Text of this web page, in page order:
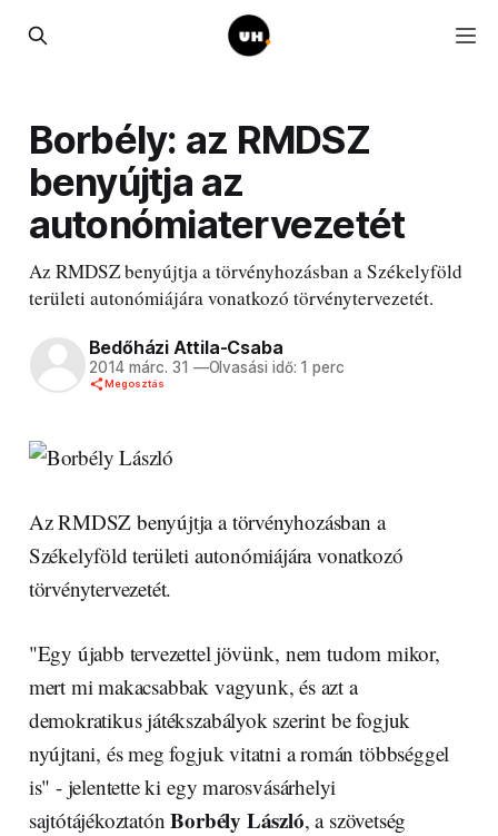
Borbély: az RMDSZ
benyújtja az
autonómiatervezetét
Az RMDSZ benyújtja a törvényhozásban a Székelyföld
területi autonómiájára vonatkozó törvénytervezetét.
Bedőházi Attila-Csaba
2014 márc. 31 —Olvasási idő: 1 perc
Megosztás
Az RMDSZ benyújtja a törvényhozásban a
Székelyföld területi autonómiájára vonatkozó
törvénytervezetét.
"Egy újabb tervezettel jövünk, nem tudom mikor,
mert mi makacsabbak vagyunk, és azt a
demokratikus játékszabályok szerint be fogjuk
nyújtani, és meg fogjuk vitatni a román többséggel
is" - jelentette ki egy marosvásárhelyi
sajtótájékoztatónBorbély László, a szövetség